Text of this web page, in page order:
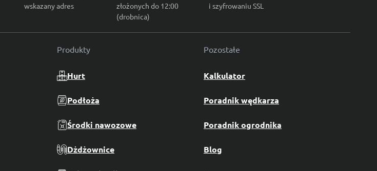
wskazany adres
złożonych do 12:00
(drobnica)
i szyfrowaniu SSL
Produkty
Hurt
Podłoża
Środki nawozowe
Dżdżownice
Pozostałe
Kalkulator
Poradnik wędkarza
Poradnik ogrodnika
Blog